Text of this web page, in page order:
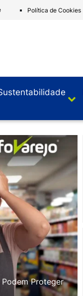
Política de Cookies
Proteger